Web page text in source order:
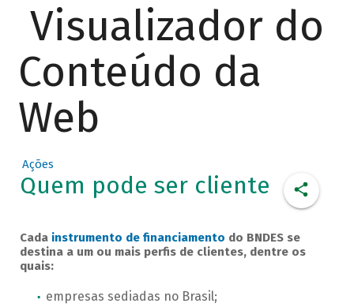
Visualizador do
Conteúdo da
Web
Ações
Quem pode ser cliente
Cada instrumento de financiamento do BNDES se
destina a um ou mais perfis de clientes, dentre os
quais:
empresas sediadas no Brasil;